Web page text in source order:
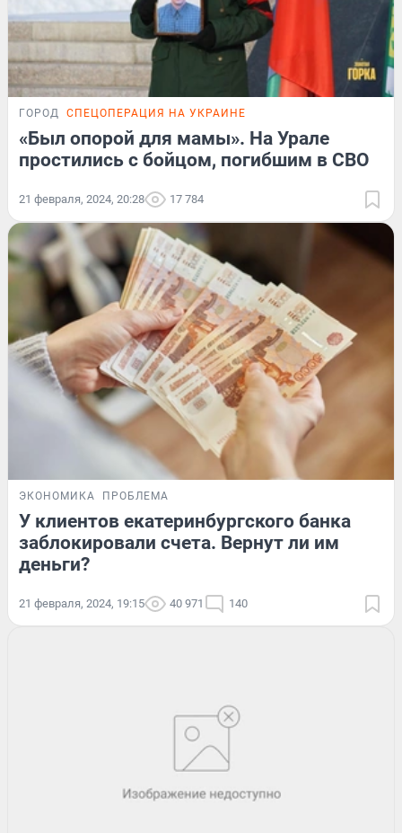
ГОРОД СПЕЦОПЕРАЦИЯ НА УКРАИНЕ
«Был опорой для мамы». На Урале
простились с бойцом, погибшим в СВО
21 февраля, 2024, 20:28 17 784
ЭКОНОМИКА ПРОБЛЕМА
У клиентов екатеринбургского банка
заблокировали счета. Вернут ли им
деньги?
21 февраля, 2024, 19:15 40 971 140